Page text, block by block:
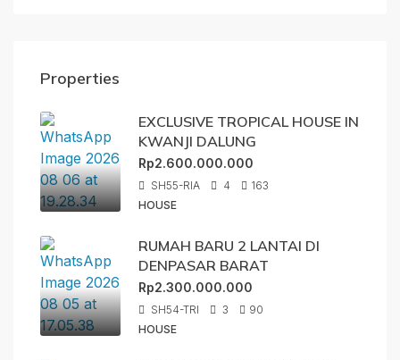
Properties
EXCLUSIVE TROPICAL HOUSE IN
KWANJI DALUNG
Rp2.600.000.000
SH55-RIA 4
163
HOUSE
RUMAH BARU 2 LANTAI DI
DENPASAR BARAT
Rp2.300.000.000
SH54-TRI 3
90
HOUSE